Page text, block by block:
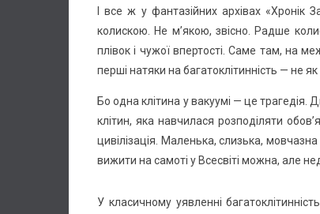
І все ж у фантазійних архівах
колискою. Не м’якою, звісно. Радше
плівок і чужої впертості. Саме там, на
перші натяки на багатоклітинність — не
Бо одна клітина у вакуумі — це трагедія.
клітин, яка навчилася розподіляти
цивілізація. Маленька, слизька,
вижити на самоті у Всесвіті можна, але
У класичному уявленні